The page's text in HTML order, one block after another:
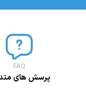
FAQ
پرسش های